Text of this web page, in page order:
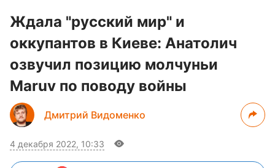
Ждала "русский мир" и
оккупантов в Киеве: Анатолич
озвучил позицию молчуньи
Maruv по поводу войны
Дмитрий Видоменко
4 декабря 2022, 10:33